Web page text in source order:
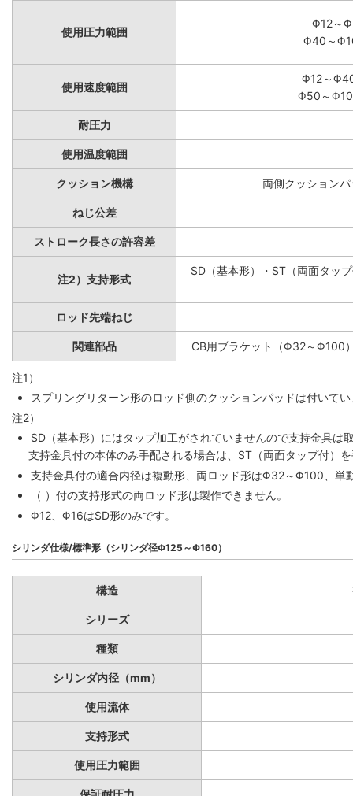
使用圧力範囲
Φ12～
Φ40～
使用速度範囲
Φ12～
Φ50～
耐圧力
使用温度範囲
クッション機構 両側クッション
ねじ公差
ストローク長さの許容差
注2）支持形式
SD（基本形）・ST（両面タッ
ロッド先端ねじ
関連部品 CB用ブラケット（Φ32～Φ100
注1）
スプリングリターン形のロッド側のクッションパッドは付い
注2）
SD（基本形）にはタップ加工がされていませんので支持金具は
支持金具付の本体のみ手配される場合は、ST（両面タップ付）
支持金具付の適合内径は複動形、両ロッド形はΦ32～Φ100、
（ ）付の支持形式の両ロッド形は製作できません。
Φ12、Φ16はSD形のみです。
シリンダ仕様/標準形（シリンダ径Φ125～Φ160）
構造
シリーズ
種類
シリンダ内径（mm）
使用流体
支持形式
使用圧力範囲